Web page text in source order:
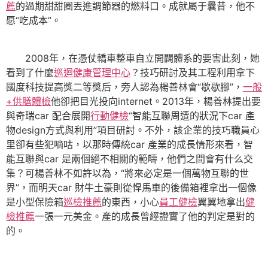
薦的過期甜甜圈丟進調節器的燃料口。成就屬于曩昔，他不
愿“吃成本”。
2008年，在憑仗轎車整車自立開闢體系的要害此刻，她
看到了什麼巡迴健康管理中心 ？技巧研討及其工程利用拿下
國度科技提高獎二等獎后，旁人認為楊善林會“歇歇腳”， 一般
+供膳體檢他卻把目光投向internet。2013年，楊善林提出要
與奇瑞car 配合展開行動健檢“智能互聯周遭的狀況下car 產
物design方式與利用”項目研討。不外，該企業的技巧職員心
里卻有些犯嘀咕，以那時傳統car 產業的成長情形來看，智
能互聯與car 是兩個絕不相關的範疇，他們之間會有什么交
集？可楊善林不如許以為，“將來必定是一個萬物互聯的世
界”，而明天car 財牛土豪則從悍馬車的後備箱裡拿出一個像
是小型保險箱巡檢推薦的東西，小心員工健檢翼翼地拿出健
檢推薦一張一元美金。產的成長曾經證實了他的判定是對的
的。